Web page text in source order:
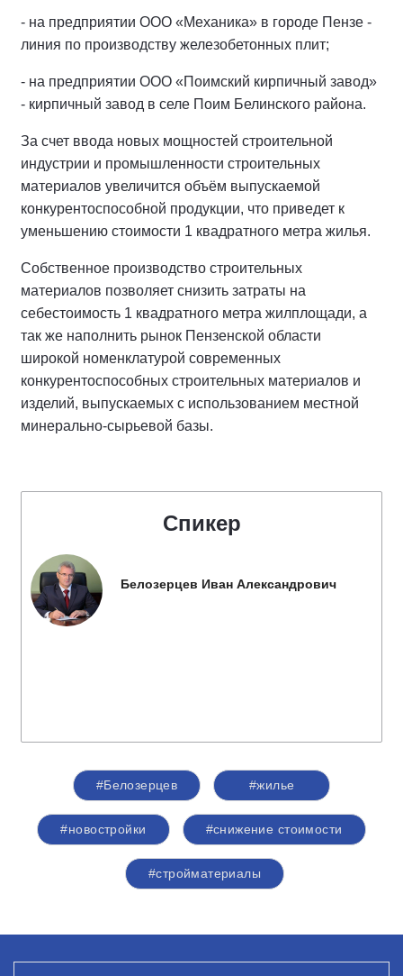
- на предприятии ООО «Механика» в городе Пензе -
линия по производству железобетонных плит;
- на предприятии ООО «Поимский кирпичный завод»
- кирпичный завод в селе Поим Белинского района.
За счет ввода новых мощностей строительной
индустрии и промышленности строительных
материалов увеличится объём выпускаемой
конкурентоспособной продукции, что приведет к
уменьшению стоимости 1 квадратного метра жилья.
Собственное производство строительных
материалов позволяет снизить затраты на
себестоимость 1 квадратного метра жилплощади, а
так же наполнить рынок Пензенской области
широкой номенклатурой современных
конкурентоспособных строительных материалов и
изделий, выпускаемых с использованием местной
минерально-сырьевой базы.
Спикер
Белозерцев Иван Александрович
#Белозерцев #жилье
#новостройки #снижение стоимости
#стройматериалы